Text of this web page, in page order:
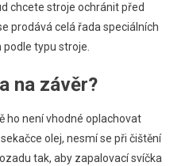
chcete stroje ochránit před
prodává celá řada speciálních
typu stroje.
na závěr?
ho není vhodné oplachovat
olej, nesmí se při čištění
tak, aby zapalovací svíčka